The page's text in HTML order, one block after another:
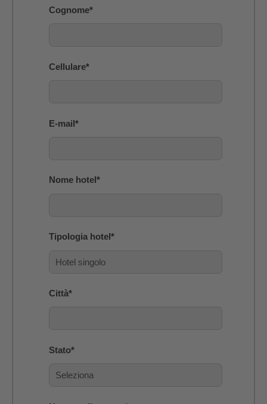
Cognome*
Cellulare*
E-mail*
Nome hotel*
Tipologia hotel*
Città*
Stato*